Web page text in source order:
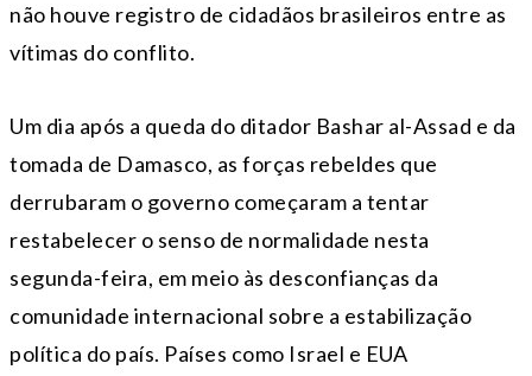
não houve registro de cidadãos brasileiros entre as
vítimas do conflito.
Um dia após a queda do ditador Bashar al-Assad e da
tomada de Damasco, as forças rebeldes que
derrubaram o governo começaram a tentar
restabelecer o senso de normalidade nesta
segunda-feira, em meio às desconfianças da
comunidade internacional sobre a estabilização
política do país. Países como Israel e EUA